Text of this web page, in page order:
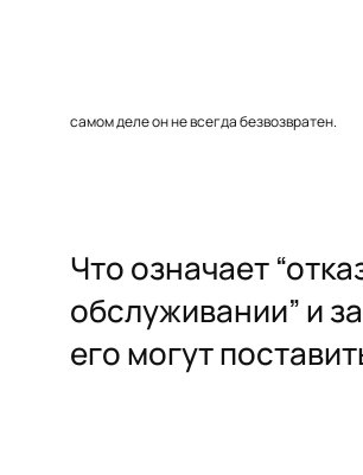
самом деле он не всегда безвозвратен.
Что означает
обслуживании” и
его могут